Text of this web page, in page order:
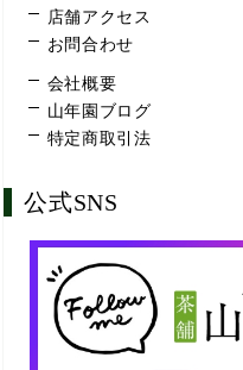
店舗アクセス
お問合わせ
会社概要
山年園ブログ
特定商取引法
公式SNS